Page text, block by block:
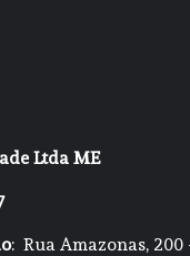
Ltda ME
: Rua Amazonas, 200